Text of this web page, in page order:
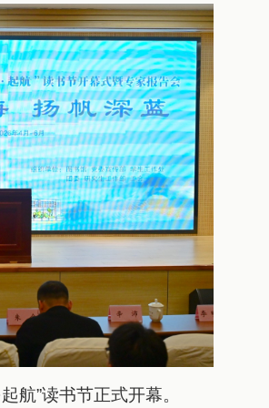
航”读书节正式开幕。